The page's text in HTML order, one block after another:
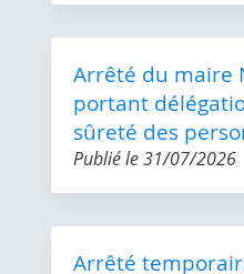
Arrêté du maire
portant
sûreté des
Publié le31/07/2026
Arrêté